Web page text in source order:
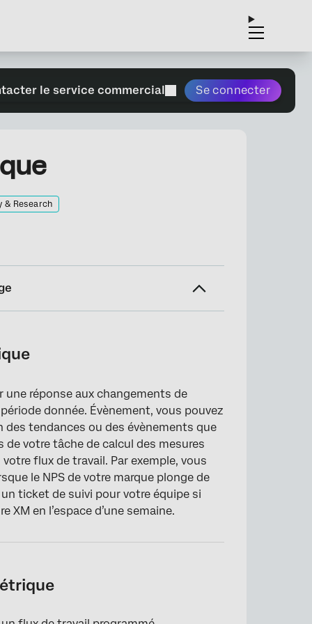
le service commercial Se connecter
& Research
réponse aux changements de
donnée. Évènement, vous pouvez
tendances ou des évènements que
de votre tâche de calcul des mesures
flux de travail. Par exemple, vous
le NPS de votre marque plonge de
ticket de suivi pour votre équipe si
en l’espace d’une semaine.